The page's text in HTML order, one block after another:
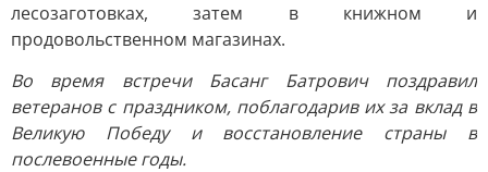
лесозаготовках, затем в книжном и
продовольственном магазинах.
Во время встречи Басанг Батрович поздравил
ветеранов с праздником, поблагодарив их за вклад в
Великую Победу и восстановление страны в
послевоенные годы.